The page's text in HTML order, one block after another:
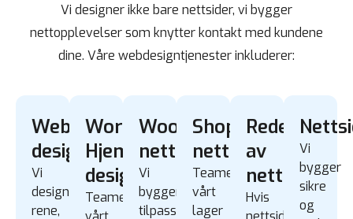
Vi designer ikke bare nettsider, vi bygger
nettopplevelser som knytter kontakt med kundene
dine. Våre webdesigntjenester inkluderer:
Webapp
design
Vi
designer
rene,
WordPress
Hjemmeside
design
Teamet
WooCommerce
nettbutikk
Vi
bygger
tilpassede
Shopify
nettbutikk
Teamet
vårt
lager
Redesign
av
nettside
Hvis
Vi
bygger
sikre
og